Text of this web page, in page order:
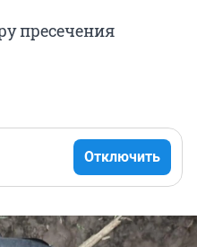
пресечения
Отключить